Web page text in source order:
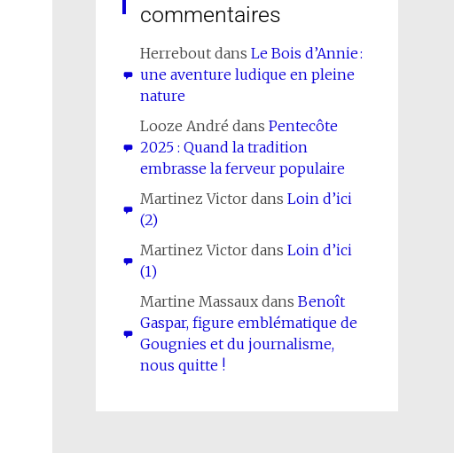
commentaires
Herreboutdans Le Bois d’Annie :
une aventure ludique en pleine
nature
Looze André dans Pentecôte
2025 : Quand la tradition
embrasse la ferveur populaire
Martinez Victordans Loin d’ici
(2)
Martinez Victordans Loin d’ici
(1)
Martine Massauxdans Benoît
Gaspar, figure emblématique de
Gougnies et du journalisme,
nous quitte !